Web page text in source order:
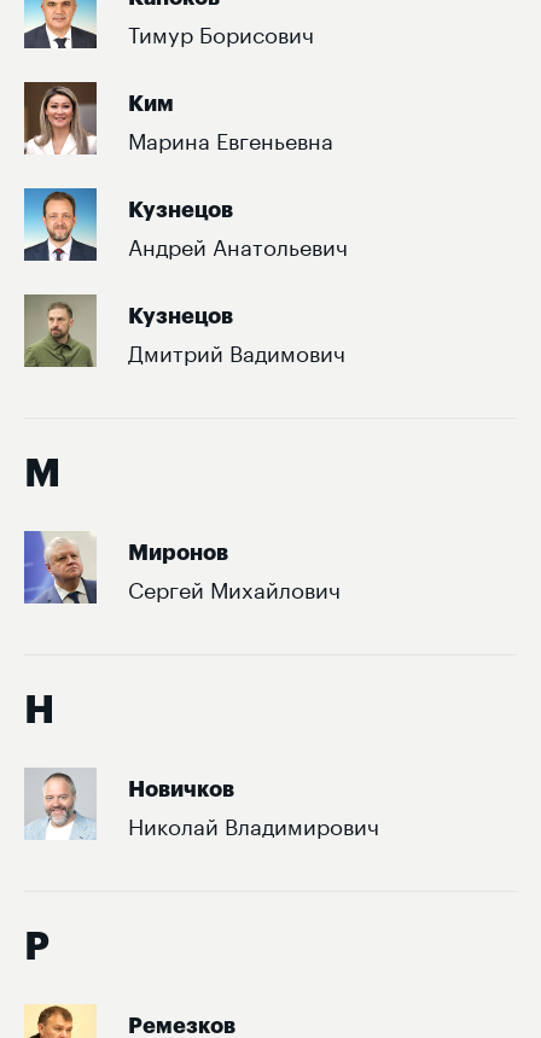
Тимур Борисович
Ким
Марина Евгеньевна
Кузнецов
Андрей Анатольевич
Кузнецов
Дмитрий Вадимович
М
Миронов
Сергей Михайлович
Н
Новичков
Николай Владимирович
Р
Ремезков